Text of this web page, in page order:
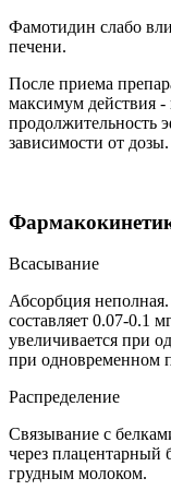
Фамотидин слабо
печени.
После приема
максимум действия -
продолжительность
зависимости от дозы.
Всасывание
Абсорбция неполная.
составляет 0.07-0.1
увеличивается при
при одновременном
Распределение
Связывание с
через плацентарный
грудным молоком.